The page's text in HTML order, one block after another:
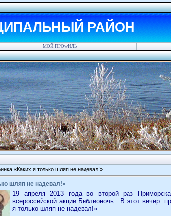
РАЙОН
МОЙ ПРОФИЛЬ
«Каких я только шляп не надевал!»
шляп не надевал!»
19 апреля 2013 года во второй раз
всероссийской акции Библионочь.
В этот вечер
я только шляп не надевал!»